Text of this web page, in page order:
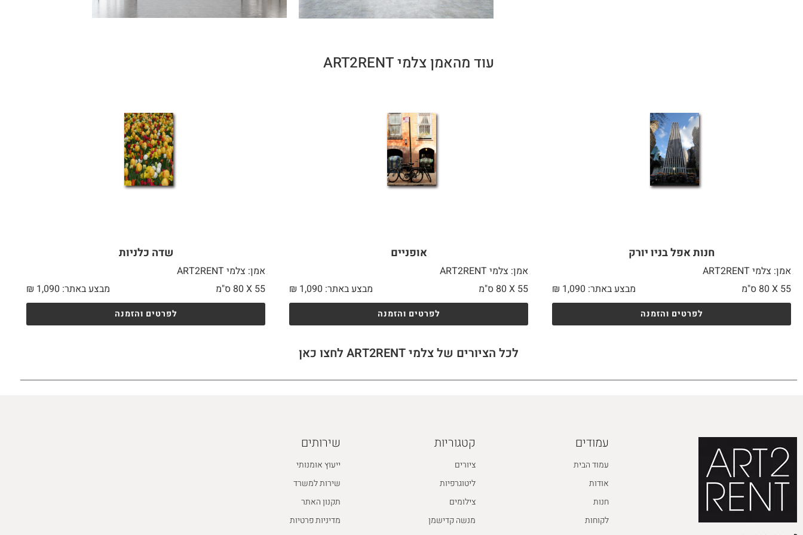
עוד מהאמן צלמי ART2RENT
חנות אפל בניו יורק
אמן: צלמי ART2RENT
55 X
מבצע באתר: ₪ 1,090
לפרטים והזמנה
אופניים
אמן: צלמי ART2RENT
55 X
מבצע באתר: ₪ 1,090
לפרטים והזמנה
שדה כלניות
אמן: צלמי ART2RENT
55 X
מבצע באתר: ₪ 1,090
לפרטים והזמנה
לכל הציורים של צלמי ART2RENT לחצו כאן
עמודים
עמוד הבית
אודות
חנות
לקוחות
קטגוריות
ציורים
ליטוגרפיות
צילומים
מנשה קדישמן
שירותים
ייעוץ אומנותי
שירות למשרד
תקנון האתר
מדיניות פרטיות